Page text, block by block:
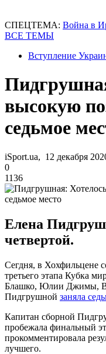
СПЕЦТЕМА: Война в
ВСЕ ТЕМЫ
Вступление
высокую
седьмое
iSport.ua, 12 декабря
0
1136
Елена
четвертой.
Сегдня, в Хохфильцене
третьего этапа Кубка
Блашко, Юлии Джимы,
Пидгрушной заняла
Капитан сборной
пробежала финальный
прокомментировала
лучшего.